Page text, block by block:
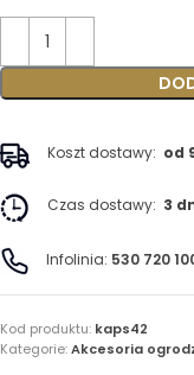
Koszt dostawy: od
Czas dostawy: 3
Infolinia: 530 720
Kod produktu: kaps42
Kategorie: Akcesoria